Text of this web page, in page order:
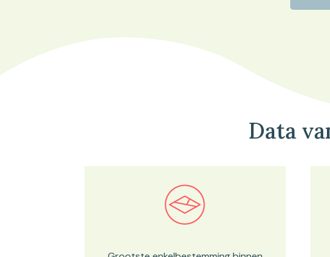
Data
Bekijk in onze kaartviewer